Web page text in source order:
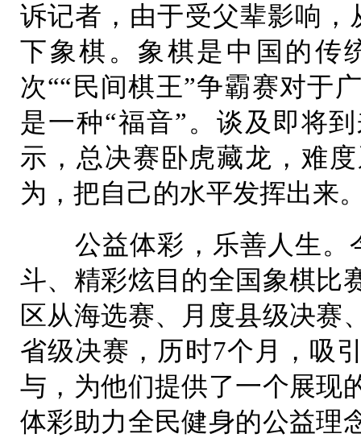
诉记者，由于受父辈影响
下象棋。象棋是中国的传
次““民间棋王”争霸赛对于
是一种“福音”。谈及即将
示，总决赛卧虎藏龙，难
为，把自己的水平发挥出来
公益体彩，乐善人生。
斗、精彩炫目的全国象棋比
区从海选赛、月度县级决赛
省级决赛，历时7个月，吸
与，为他们提供了一个展现
体彩助力全民健身的公益理